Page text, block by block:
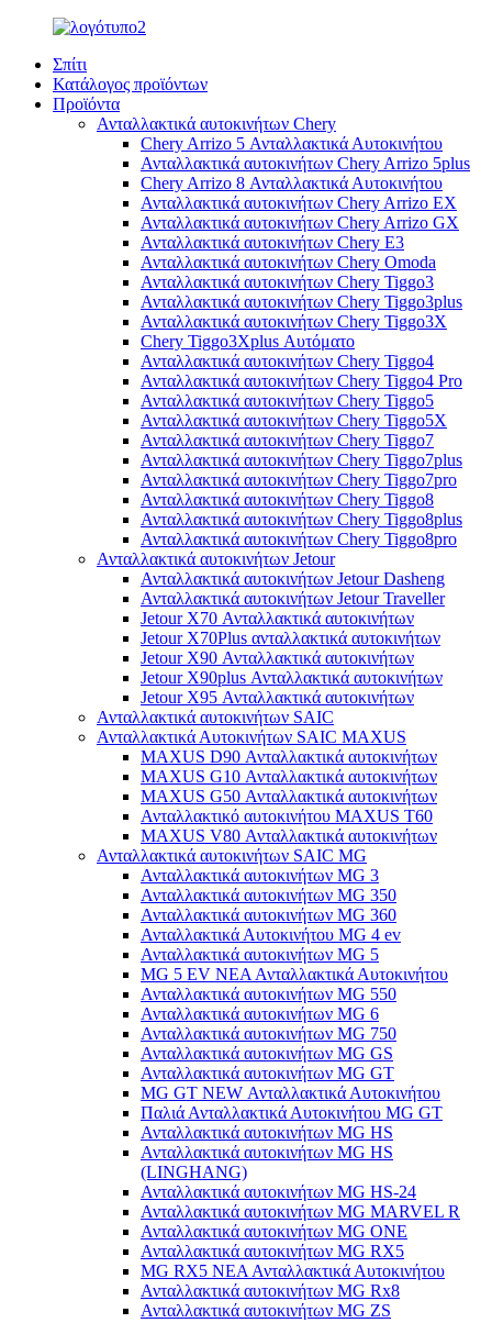
Σπίτι
Κατάλογος προϊόντων
Προϊόντα
Ανταλλακτικά αυτοκινήτων Chery
Chery Arrizo 5 Ανταλλακτικά Αυτοκινήτου
Ανταλλακτικά αυτοκινήτων Chery Arrizo 5plus
Chery Arrizo 8 Ανταλλακτικά Αυτοκινήτου
Ανταλλακτικά αυτοκινήτων Chery Arrizo EX
Ανταλλακτικά αυτοκινήτων Chery Arrizo GX
Ανταλλακτικά αυτοκινήτων Chery E3
Ανταλλακτικά αυτοκινήτων Chery Omoda
Ανταλλακτικά αυτοκινήτων Chery Tiggo3
Ανταλλακτικά αυτοκινήτων Chery Tiggo3plus
Ανταλλακτικά αυτοκινήτων Chery Tiggo3X
Chery Tiggo3Xplus Αυτόματο
Ανταλλακτικά αυτοκινήτων Chery Tiggo4
Ανταλλακτικά αυτοκινήτων Chery Tiggo4 Pro
Ανταλλακτικά αυτοκινήτων Chery Tiggo5
Ανταλλακτικά αυτοκινήτων Chery Tiggo5X
Ανταλλακτικά αυτοκινήτων Chery Tiggo7
Ανταλλακτικά αυτοκινήτων Chery Tiggo7plus
Ανταλλακτικά αυτοκινήτων Chery Tiggo7pro
Ανταλλακτικά αυτοκινήτων Chery Tiggo8
Ανταλλακτικά αυτοκινήτων Chery Tiggo8plus
Ανταλλακτικά αυτοκινήτων Chery Tiggo8pro
Ανταλλακτικά αυτοκινήτων Jetour
Ανταλλακτικά αυτοκινήτων Jetour Dasheng
Ανταλλακτικά αυτοκινήτων Jetour Traveller
Jetour X70 Ανταλλακτικά αυτοκινήτων
Jetour X70Plus ανταλλακτικά αυτοκινήτων
Jetour X90 Ανταλλακτικά αυτοκινήτων
Jetour X90plus Ανταλλακτικά αυτοκινήτων
Jetour X95 Ανταλλακτικά αυτοκινήτων
Ανταλλακτικά αυτοκινήτων SAIC
Ανταλλακτικά Αυτοκινήτων SAIC MAXUS
MAXUS D90 Ανταλλακτικά αυτοκινήτων
MAXUS G10 Ανταλλακτικά αυτοκινήτων
MAXUS G50 Ανταλλακτικά αυτοκινήτων
Ανταλλακτικό αυτοκινήτου MAXUS T60
MAXUS V80 Ανταλλακτικά αυτοκινήτων
Ανταλλακτικά αυτοκινήτων SAIC MG
Ανταλλακτικά αυτοκινήτων MG 3
Ανταλλακτικά αυτοκινήτων MG 350
Ανταλλακτικά αυτοκινήτων MG 360
Ανταλλακτικά Αυτοκινήτου MG 4 ev
Ανταλλακτικά αυτοκινήτων MG 5
MG 5 EV ΝΕΑ Ανταλλακτικά Αυτοκινήτου
Ανταλλακτικά αυτοκινήτων MG 550
Ανταλλακτικά αυτοκινήτων MG 6
Ανταλλακτικά αυτοκινήτων MG 750
Ανταλλακτικά αυτοκινήτων MG GS
Ανταλλακτικά αυτοκινήτων MG GT
MG GT NEW Ανταλλακτικά Αυτοκινήτου
Παλιά Ανταλλακτικά Αυτοκινήτου MG GT
Ανταλλακτικά αυτοκινήτων MG HS
Ανταλλακτικά αυτοκινήτων MG HS
(LINGHANG)
Ανταλλακτικά αυτοκινήτων MG HS-24
Ανταλλακτικά αυτοκινήτων MG MARVEL R
Ανταλλακτικά αυτοκινήτων MG ONE
Ανταλλακτικά αυτοκινήτων MG RX5
MG RX5 ΝΕΑ Ανταλλακτικά Αυτοκινήτου
Ανταλλακτικά αυτοκινήτων MG Rx8
Ανταλλακτικά αυτοκινήτων MG ZS